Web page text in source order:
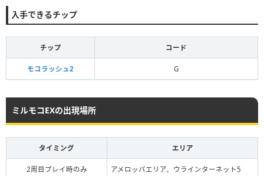
入手できるチップ
チップ コード
モコラッシュ2 G
ミルモコEXの出現場所
タイミング エリア
2周目プレイ時のみ アメロッパエリア、ウラインターネット5